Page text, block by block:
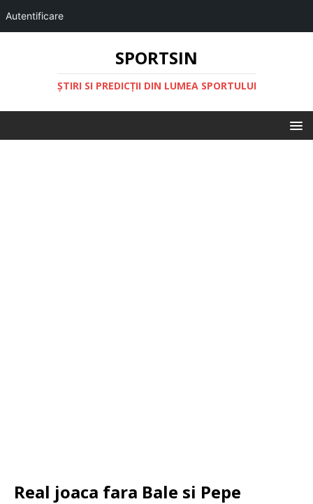
Autentificare
SPORTSIN
ŞTIRI SI PREDICŢII DIN LUMEA SPORTULUI
Real joaca fara Bale si Pepe